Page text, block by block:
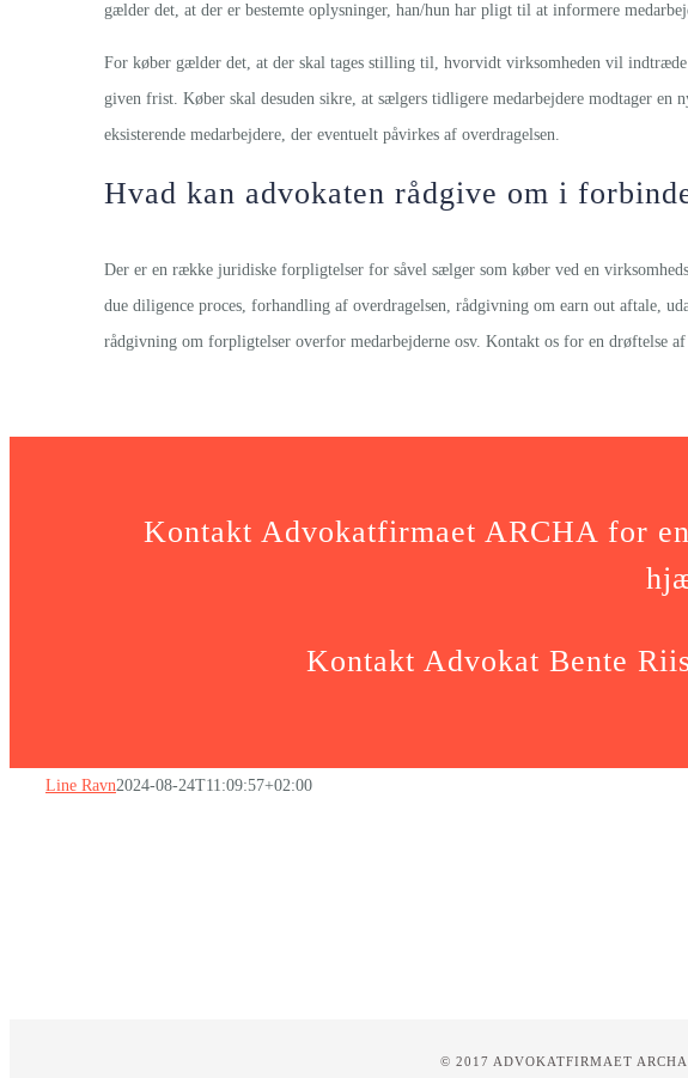
gælder det, at der er bestemte oplysninger, han/hun har pligt til at informere
For køber gælder det, at der skal tages stilling til, hvorvidt virksomheden vil
given frist. Køber skal desuden sikre, at sælgers tidligere medarbejdere modtager
eksisterende medarbejdere, der eventuelt påvirkes af overdragelsen.
Hvad kan advokaten rådgive om i
Der er en række juridiske forpligtelser for såvel sælger som køber ved en
due diligence proces, forhandling af overdragelsen, rådgivning om earn out aftale,
rådgivning om forpligtelser overfor medarbejderne osv. Kontakt os for en drøftelse
Kontakt Advokatfirmaet ARCHA for
Kontakt Advokat Bente
Line Ravn2024-08-24T11:09:57+02:00
© 2017 ADVOKATFIRMAET